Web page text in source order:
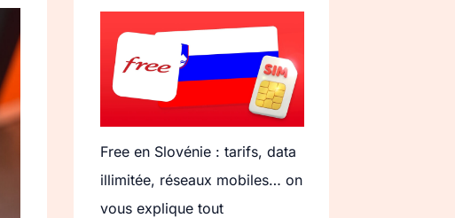
Free en Slovénie : tarifs, data
illimitée, réseaux mobiles… on
vous explique tout